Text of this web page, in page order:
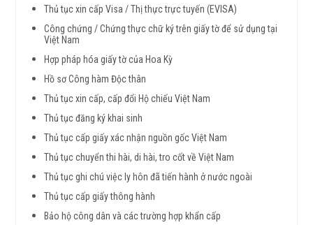
Thủ tục xin cấp Visa / Thị thực trực tuyến (EVISA)
Công chứng / Chứng thực chữ ký trên giấy tờ để sử dụng tại
Việt Nam
Hợp pháp hóa giấy tờ của Hoa Kỳ
Hồ sơ Công hàm Độc thân
Thủ tục xin cấp, cấp đổi Hộ chiếu Việt Nam
Thủ tục đăng ký khai sinh
Thủ tục cấp giấy xác nhận nguồn gốc Việt Nam
Thủ tục chuyển thi hài, di hài, tro cốt về Việt Nam
Thủ tục ghi chú việc ly hôn đã tiến hành ở nước ngoài
Thủ tục cấp giấy thông hành
Bảo hộ công dân và các trường hợp khẩn cấp